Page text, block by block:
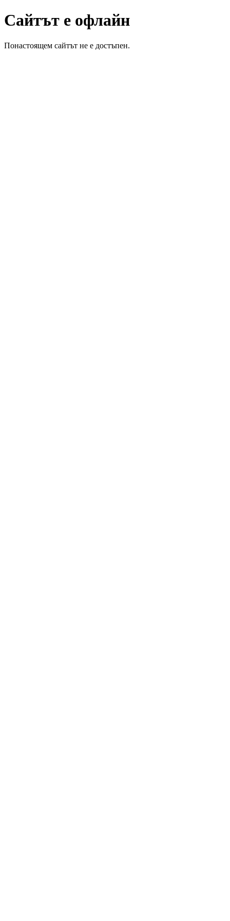
Сайтът е офлайн
Понастоящем сайтът не е достъпен.